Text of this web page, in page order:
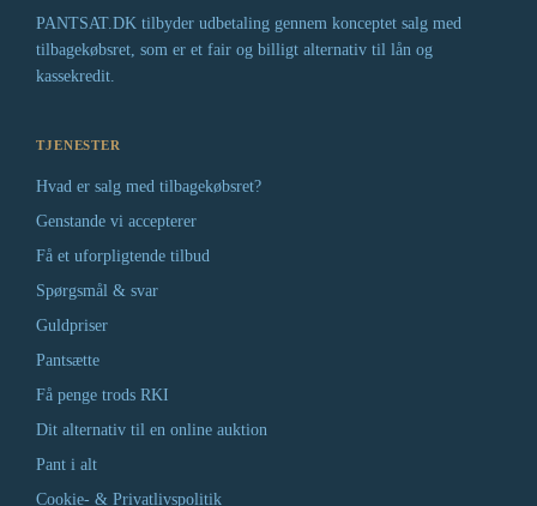
PANTSAT.DK tilbyder udbetaling gennem konceptet salg med
tilbagekøbsret, som er et fair og billigt alternativ til lån og
kassekredit.
TJENESTER
Hvad er salg med tilbagekøbsret?
Genstande vi accepterer
Få et uforpligtende tilbud
Spørgsmål & svar
Guldpriser
Pantsætte
Få penge trods RKI
Dit alternativ til en online auktion
Pant i alt
Cookie- & Privatlivspolitik